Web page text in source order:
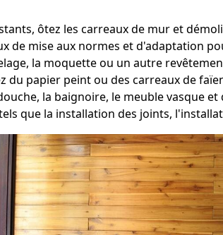
ôtez les carreaux de mur et
de mise aux normes et d'adaptation
la moquette ou un autre
du papier peint ou des carreaux de
la baignoire, le meuble vasque
que la installation des joints,